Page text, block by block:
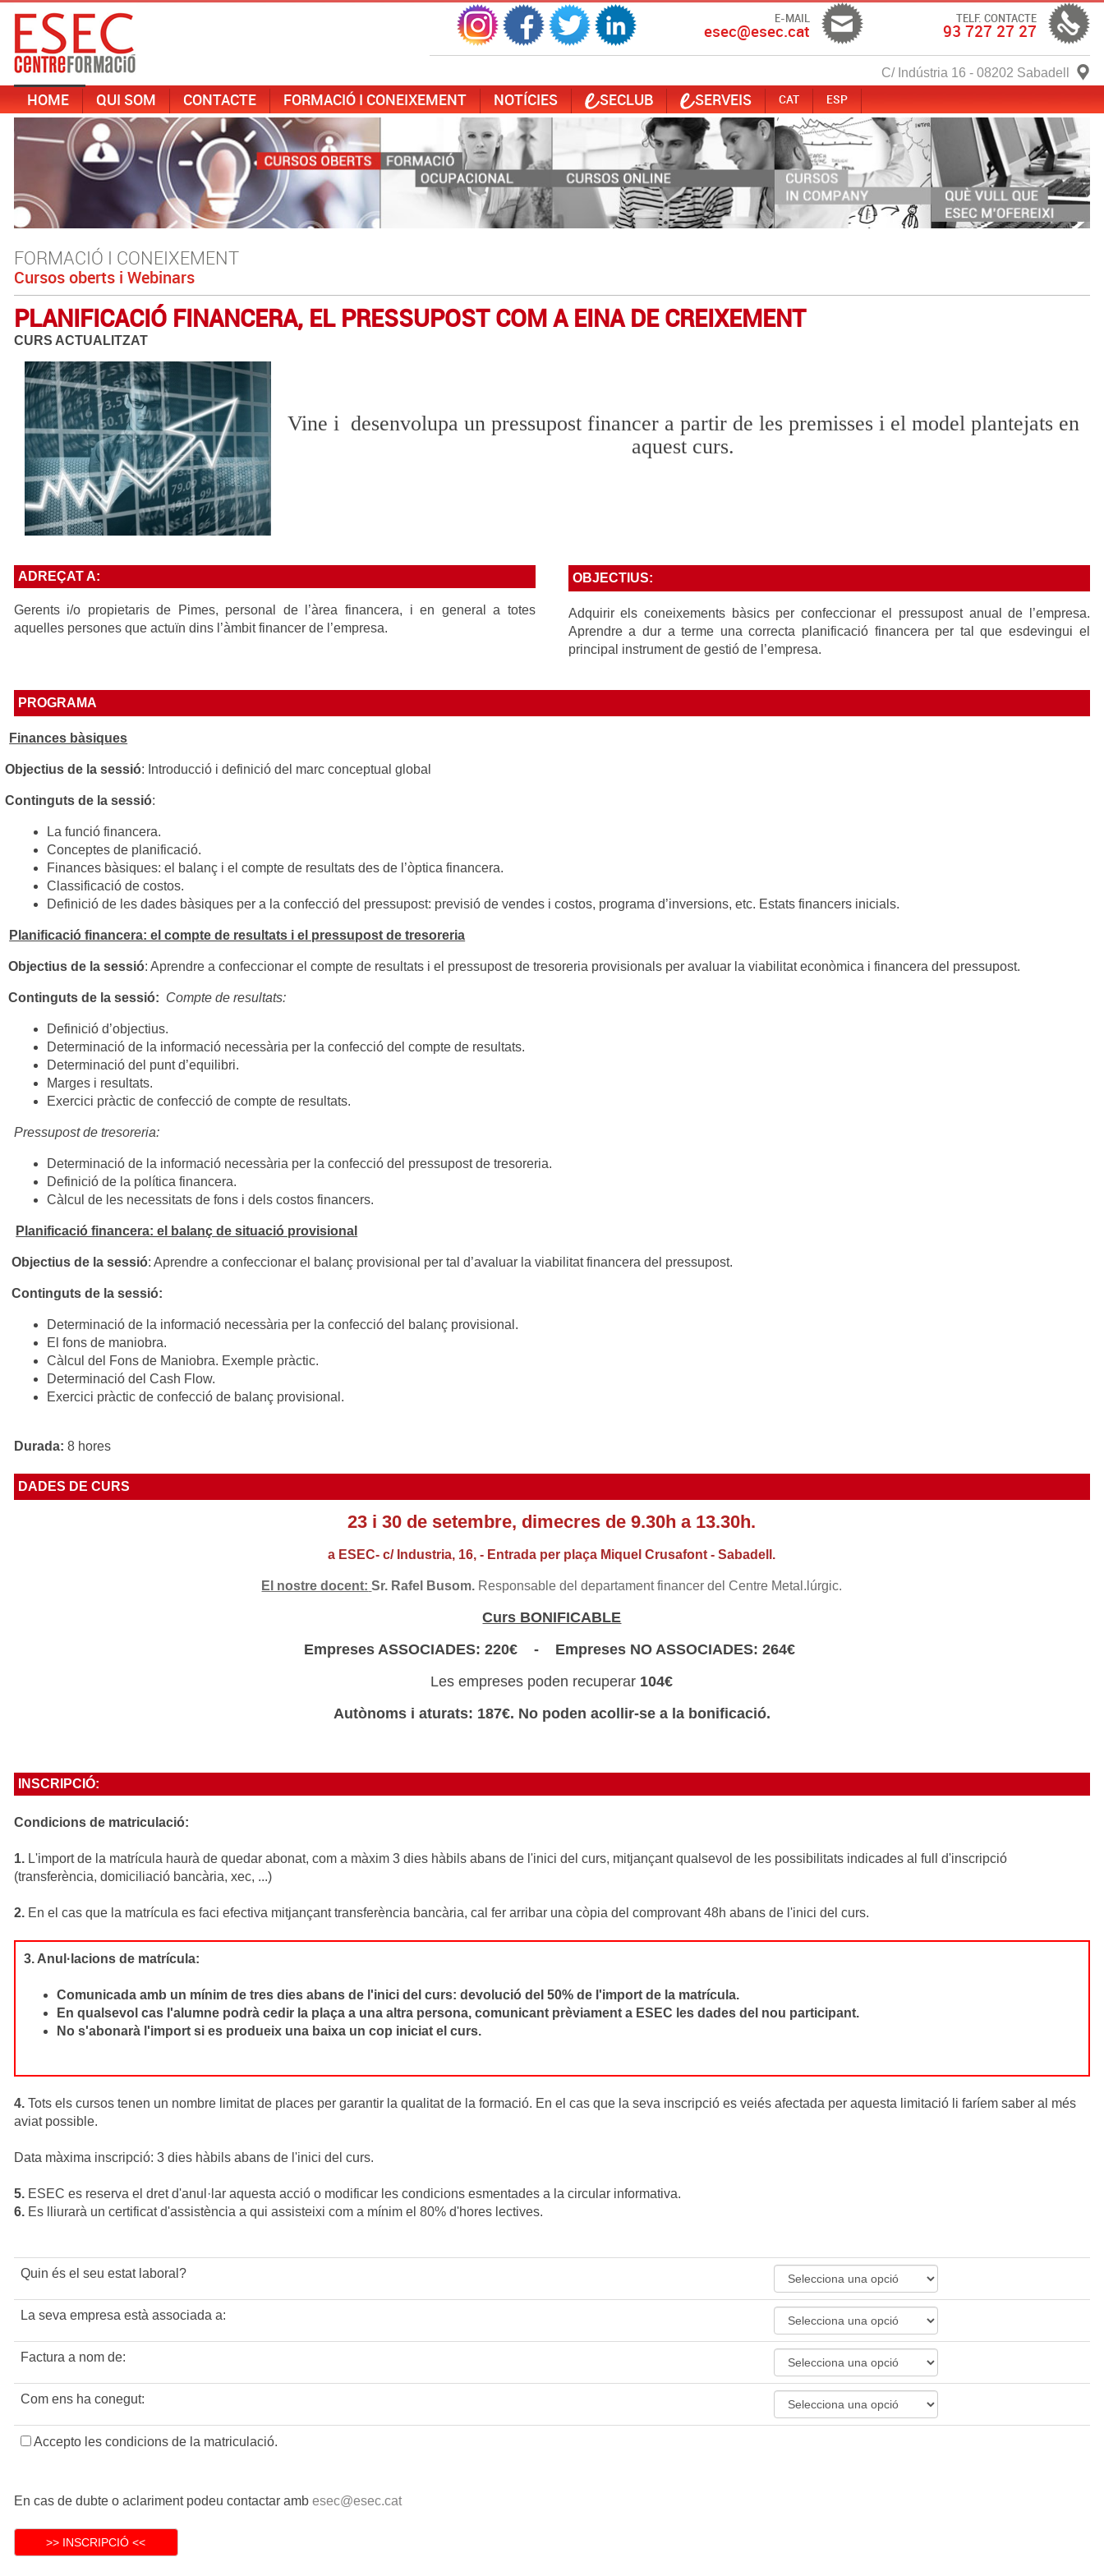
E-MAIL
esec@esec.cat
TELF. CONTACTE
93 727 27 27
C/ Indústria 16 - 08202 Sabadell
HOME QUI SOM CONTACTE FORMACIÓ I CONEIXEMENT NOTÍCIES SECLUB SERVEIS CAT ESP
FORMACIÓ I CONEIXEMENT
Cursos oberts i Webinars
PLANIFICACIÓ FINANCERA, EL PRESSUPOST COM A EINA DE CREIXEMENT
CURS ACTUALITZAT
Vine i desenvolupa un pressupost financer a partir de les premisses i el model plantejats en
aquest curs.
ADREÇAT A:
Gerents i/o propietaris de Pimes, personal de l’àrea financera, i en general a totes
aquelles persones que actuïn dins l’àmbit financer de l’empresa.
OBJECTIUS:
Adquirir els coneixements bàsics per confeccionar el pressupost anual de l’empresa.
Aprendre a dur a terme una correcta planificació financera per tal que esdevingui el
principal instrument de gestió de l’empresa.
PROGRAMA
Finances bàsiques
de la sessió: Introducció i definició del marc conceptual global
de la sessió:
La funció financera.
Conceptes de planificació.
Finances bàsiques: el balanç i el compte de resultats des de l’òptica financera.
Classificació de costos.
Definició de les dades bàsiques per a la confecció del pressupost: previsió de vendes i costos, programa d’inversions, etc. Estats financers inicials.
Planificació financera: el compte de resultats i el pressupost de tresoreria
de la sessió: Aprendre a confeccionar el compte de resultats i el pressupost de tresoreria provisionals per avaluar la viabilitat econòmica i financera del pressupost.
de la sessió: Compte de resultats:
Definició d’objectius.
Determinació de la informació necessària per la confecció del compte de resultats.
Determinació del punt d’equilibri.
Marges i resultats.
Exercici pràctic de confecció de compte de resultats.
Pressupost de tresoreria:
Determinació de la informació necessària per la confecció del pressupost de tresoreria.
Definició de la política financera.
Càlcul de les necessitats de fons i dels costos financers.
Planificació financera: el balanç de situació provisional
de la sessió: Aprendre a confeccionar el balanç provisional per tal d’avaluar la viabilitat financera del pressupost.
de la sessió:
Determinació de la informació necessària per la confecció del balanç provisional.
El fons de maniobra.
Càlcul del Fons de Maniobra. Exemple pràctic.
Determinació del Cash Flow.
Exercici pràctic de confecció de balanç provisional.
Durada: 8 hores
DADES DE CURS
23 i 30 de setembre, dimecres de 9.30h a 13.30h.
a ESEC- c/ Industria, 16, - Entrada per plaça Miquel Crusafont - Sabadell.
El nostre docent: Sr. Rafel Busom. Responsable del departament financer del Centre Metal.lúrgic.
Curs BONIFICABLE
Empreses ASSOCIADES: 220€ - Empreses NO ASSOCIADES: 264€
Les empreses poden recuperar 104€
Autònoms i aturats: 187€. No poden acollir-se a la bonificació.
INSCRIPCIÓ:
Condicions de matriculació:
1.L'import de la matrícula haurà de quedar abonat, com a màxim 3 dies hàbils abans de l'inici del curs, mitjançant qualsevol de les possibilitats indicades al full d'inscripció
(transferència, domiciliació bancària, xec, ...)
2.En el cas que la matrícula es faci efectiva mitjançant transferència bancària, cal fer arribar una còpia del comprovant 48h abans de l'inici del curs.
3. Anul·lacions de matrícula:
Comunicada amb un mínim de tres dies abans de l'inici del curs: devolució del 50% de l'import de la matrícula.
En qualsevol cas l'alumne podrà cedir la plaça a una altra persona, comunicant prèviament a ESEC les dades del nou participant.
No s'abonarà l'import si es produeix una baixa un cop iniciat el curs.
4.Tots els cursos tenen un nombre limitat de places per garantir la qualitat de la formació. En el cas que la seva inscripció es veiés afectada per aquesta limitació li faríem saber al més
aviat possible.
Data màxima inscripció: 3 dies hàbils abans de l'inici del curs.
5.ESEC es reserva el dret d'anul·lar aquesta acció o modificar les condicions esmentades a la circular informativa.
6.Es lliurarà un certificat d'assistència a qui assisteixi com a mínim el 80% d'hores lectives.
Quin és el seu estat laboral?
La seva empresa està associada a:
Factura a nom de:
Com ens ha conegut:
Accepto les condicions de la matriculació.
En cas de dubte o aclariment podeu contactar amb esec@esec.cat